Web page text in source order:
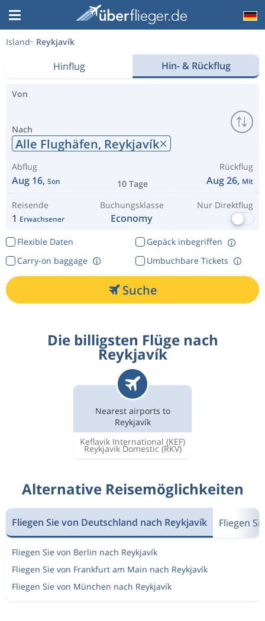
Island Reykjavík
Hinflug Hin- & Rückflug
Von
Nach
Alle Flughäfen, Reykjavík
Abflug
Aug 16, Son 10 Tage
Rückflug
Aug 26, Mit
Reisende
1 Erwachsener
Buchungsklasse
Economy
Nur Direktflug
Flexible Daten
Gepäck inbegriffen
Umbuchbare Tickets
Carry-on baggage
Suche
Die billigsten Flüge nach
Reykjavík
Nearest airports to
Reykjavík
Keflavik International (KEF)
Reykjavik Domestic (RKV)
Alternative Reisemöglichkeiten
Fliegen Sie von Deutschland nach Reykjavík Fliegen
Fliegen Sie von Berlin nach Reykjavík
Fliegen Sie von Frankfurt am Main nach Reykjavík
Fliegen Sie von München nach Reykjavík